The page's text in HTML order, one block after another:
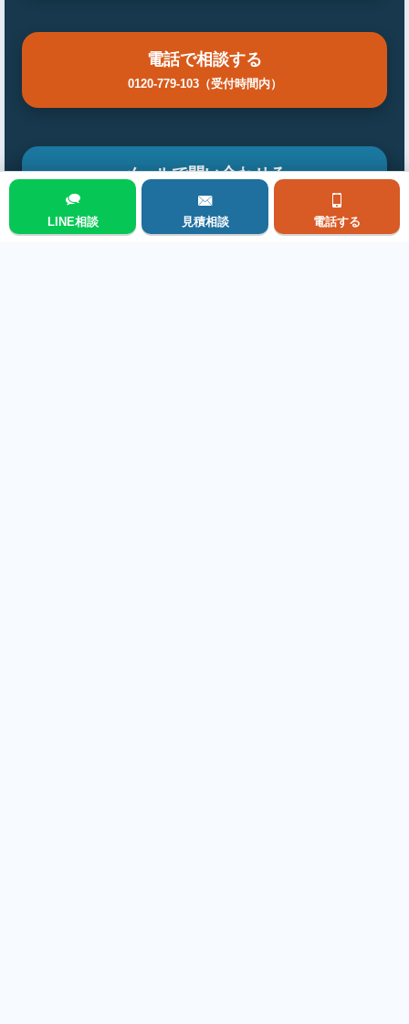
電話で相談する
0120-779-103（受付時間内）
メールで問い合わせる
フォームから24時間受付
メニュー
LINE相談 見積相談 電話する